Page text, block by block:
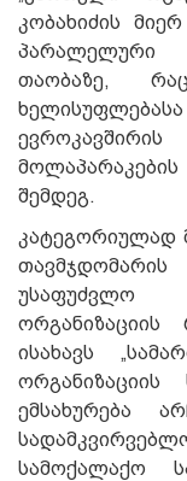
კობახიძის
პარალელური
თაობაზე,
შემდეგ.
კატეგორიულად
უსაფუძვლო
ორგანიზაციის
ისახავს
ორგანიზაციის
ემსახურება
სამოქალაქო